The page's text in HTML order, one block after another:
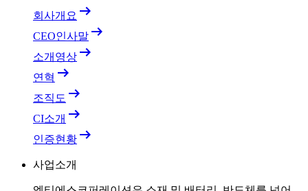
회사개요 arrow_right_alt
CEO인사말 arrow_right_alt
소개영상 arrow_right_alt
연혁 arrow_right_alt
조직도 arrow_right_alt
CI소개 arrow_right_alt
인증현황 arrow_right_alt
사업소개